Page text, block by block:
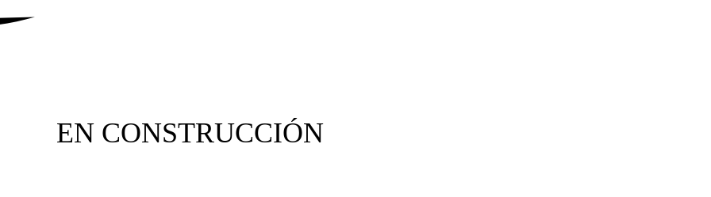
EN CONSTRUCCIÓN